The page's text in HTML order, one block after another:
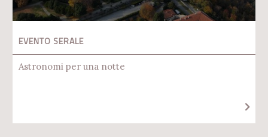
EVENTO SERALE
Astronomi per una notte